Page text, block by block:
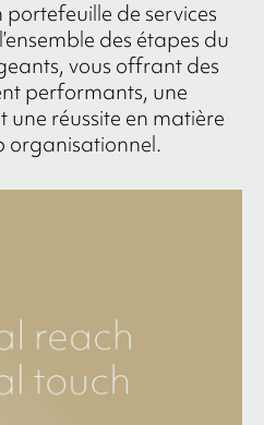
de services
des étapes du
vous offrant des
performants, une
une réussite en matière
organisationnel.